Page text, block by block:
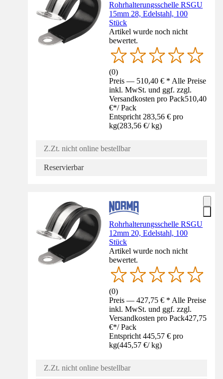
Rohrhalterungsschelle RSGU
15mm 28, Edelstahl, 100
Stück
Artikel wurde noch nicht
bewertet.
(0)
Preis — 510,40 € * Alle Preise
inkl. MwSt. und ggf. zzgl.
Versandkosten pro Pack510,40
€*/ Pack
Entspricht 283,56 € pro
kg(283,56 €/ kg)
Z.Zt. nicht online bestellbar
Reservierbar
Rohrhalterungsschelle RSGU
12mm 20, Edelstahl, 100
Stück
Artikel wurde noch nicht
bewertet.
(0)
Preis — 427,75 € * Alle Preise
inkl. MwSt. und ggf. zzgl.
Versandkosten pro Pack427,75
€*/ Pack
Entspricht 445,57 € pro
kg(445,57 €/ kg)
Z.Zt. nicht online bestellbar